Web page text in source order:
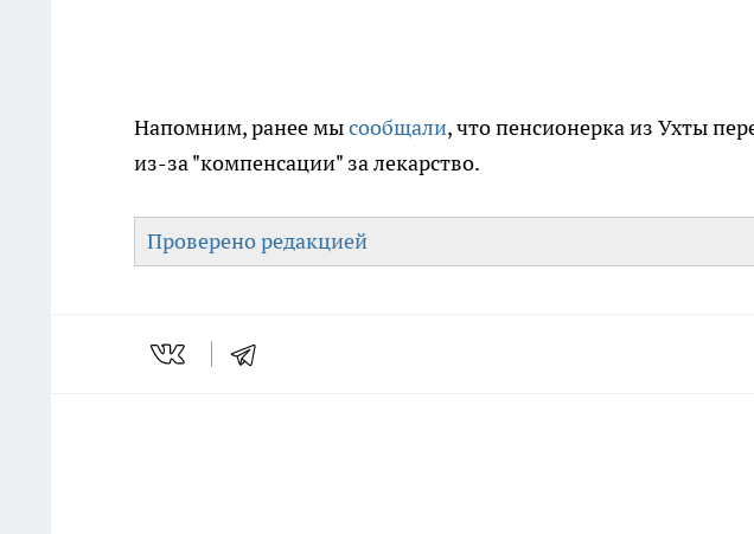
Напомним, ранее мысообщали, что пенсионерка из Ухты
из-за "компенсации" за лекарство.
Проверено редакцией